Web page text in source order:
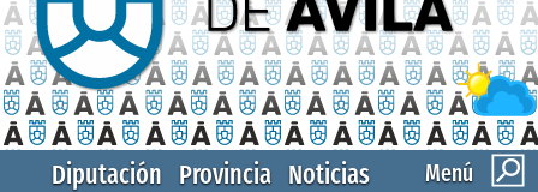
Menú
Diputación Provincia Noticias